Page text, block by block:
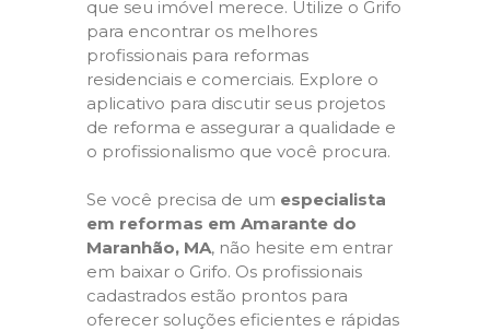
que seu imóvel merece. Utilize o Grifo
para encontrar os melhores
profissionais para reformas
residenciais e comerciais. Explore o
aplicativo para discutir seus projetos
de reforma e assegurar a qualidade e
o profissionalismo que você procura.
Se você precisa de um especialista
em reformas em Amarante do
Maranhão, MA, não hesite em entrar
em baixar o Grifo. Os profissionais
cadastrados estão prontos para
oferecer soluções eficientes e rápidas